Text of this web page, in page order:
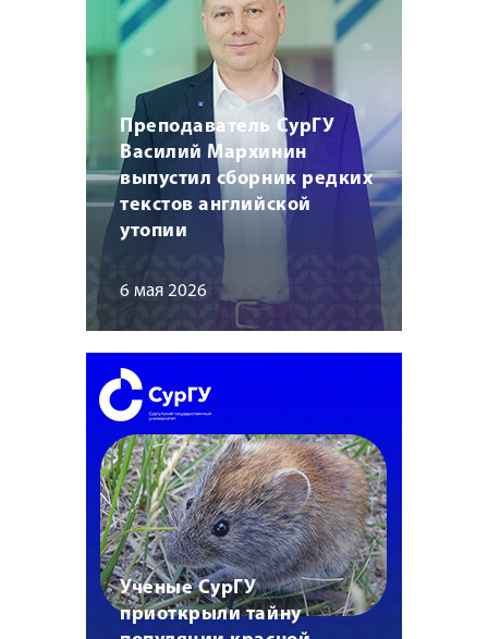
Преподаватель СурГУ
Василий Мархинин
выпустил сборник редких
текстов английской
утопии
6 мая 2026
Ученые СурГУ
приоткрыли тайну